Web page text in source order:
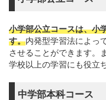
小学部公立コースは、小
す。内発型学習法によっ
させることができます。
学校以上の学習にも役立
中学部本科コース